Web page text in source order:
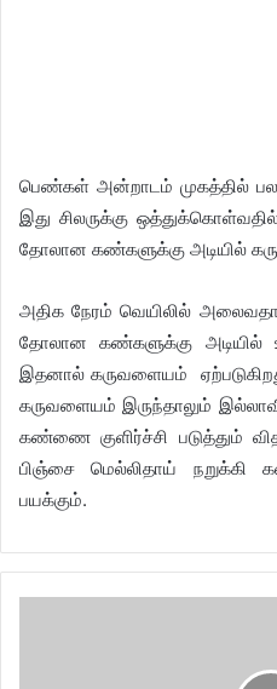
பெண்கள் அன்றாடம் முகத்தில்
இது சிலருக்கு
தோலான கண்களுக்கு அடியில்
அதிக நேரம் வெயிலில்
தோலான கண்களுக்கு அடியில்
இதனால் கருவளையம்
கருவளையம் இருந்தாலும்
கண்ணை குளிர்ச்சி படுத்தும்
பிஞ்சை மெல்லிதாய்
பயக்கும்.